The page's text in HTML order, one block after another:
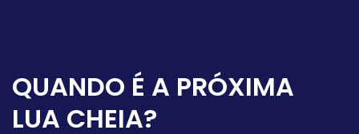
QUANDO É A PRÓXIMA
LUA CHEIA?